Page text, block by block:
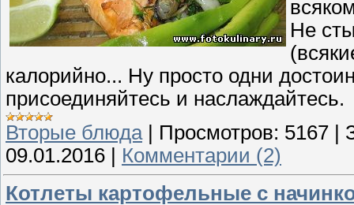
Не
калорийно... Ну просто одни
присоединяйтесь и наслаждайтесь.
Вторые блюда| Просмотров: 5167
09.01.2016
Комментарии (2)
Котлеты картофельные с